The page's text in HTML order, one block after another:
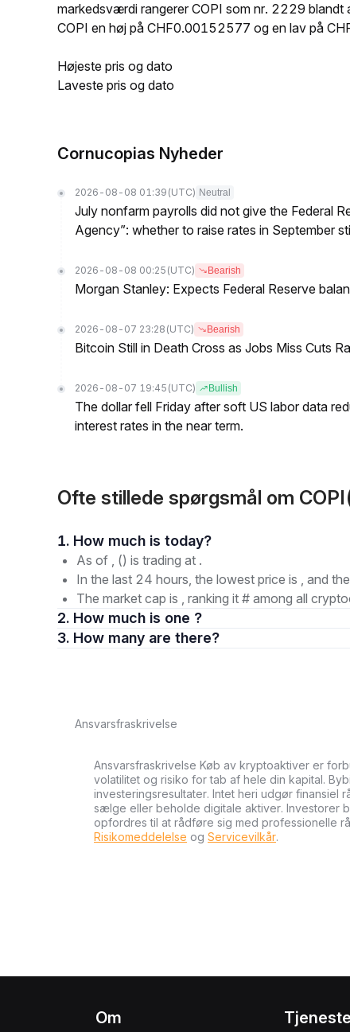
markedsværdi rangerer COPI som nr. 2229
COPI en høj på CHF0.00152577 og en lav på
Højeste pris og dato
Laveste pris og dato
Cornucopias Nyheder
2026-08-08 01:39 (UTC) Neutral
July nonfarm payrolls did not give the Federal
Agency”: whether to raise rates in September
2026-08-08 00:25 (UTC) Bearish
Morgan Stanley: Expects Federal Reserve
2026-08-07 23:28 (UTC) Bearish
Bitcoin Still in Death Cross as Jobs Miss Cuts
2026-08-07 19:45 (UTC) Bullish
The dollar fell Friday after soft US labor data
interest rates in the near term.
Ofte stillede spørgsmål om
1. How much is today?
As of , () is trading at .
In the last 24 hours, the lowest price is , and
The market cap is , ranking it # among all
2. How much is one ?
3. How many are there?
Ansvarsfraskrivelse
Ansvarsfraskrivelse Køb av kryptoaktiver er
volatilitet og risiko for tab af hele din kapital.
investeringsresultater. Intet heri udgør finansiel
sælge eller beholde digitale aktiver. Investorer
opfordres til at rådføre sig med professionelle
Risikomeddelelse og Servicevilkår.
Om